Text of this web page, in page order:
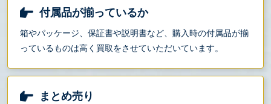
付属品が揃っているか
箱やパッケージ、保証書や説明書など、購入時の付属品が揃
っているものは高く買取をさせていただいています。
まとめ売り